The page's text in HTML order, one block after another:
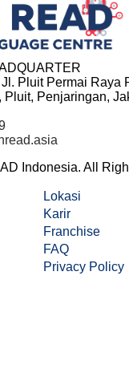
Pluit Permai Raya
Pluit, Penjaringan,
Indonesia. All
Lokasi
Karir
Franchise
FAQ
Privacy Policy